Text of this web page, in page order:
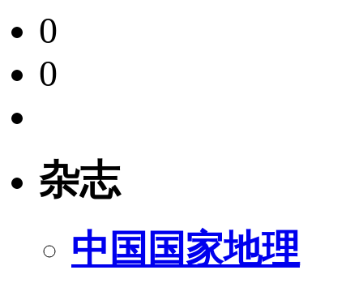
0
0
杂志
中国国家地理